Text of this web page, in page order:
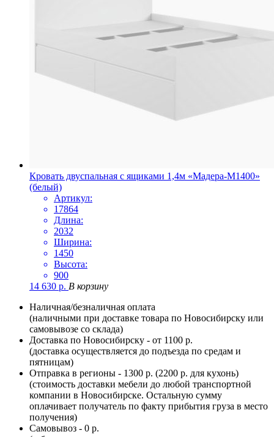
Кровать двуспальная с ящиками 1,4м «Мадера-М1400»
(белый)
Артикул:
17864
Длина:
2032
Ширина:
1450
Высота:
900
14 630 р. В корзину
Наличная/безналичная оплата
(наличными при доставке товара по Новосибирску или
самовывозе со склада)
Доставка по Новосибирску - от 1100 р.
(доставка осуществляется до подъезда по средам и
пятницам)
Отправка в регионы - 1300 р. (2200 р. для кухонь)
(стоимость доставки мебели до любой транспортной
компании в Новосибирске. Остальную сумму
оплачивает получатель по факту прибытия груза в место
получения)
Самовывоз - 0 р.